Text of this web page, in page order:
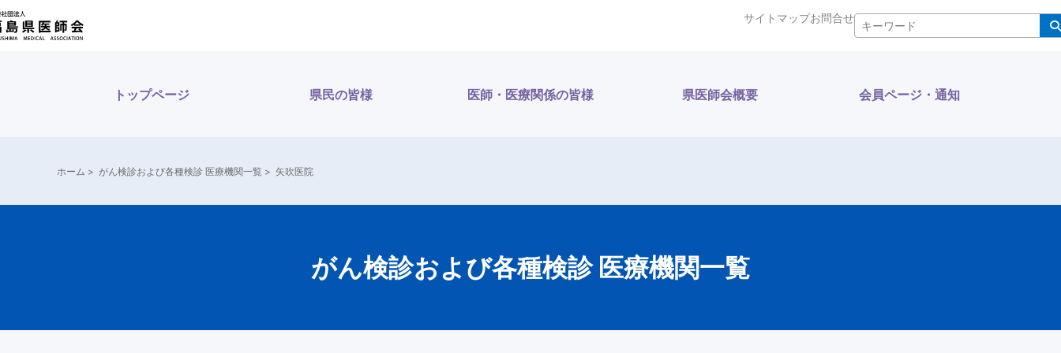
内
容
サイトマップお問合せ
検索
トップページ 県民の皆様 医師・医療関係の皆様 県医師会概要 会員ページ・通知
ホーム > がん検診および各種検診 医療機関一覧 > 矢吹医院
がん検診および各種検診 医療機関一覧